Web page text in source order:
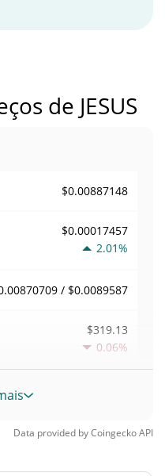
de JESUS
$0.00887148
$0.00017457
2.01%
/ $0.0089587
$319.13
0.06%
Data provided byCoingeckoAPI